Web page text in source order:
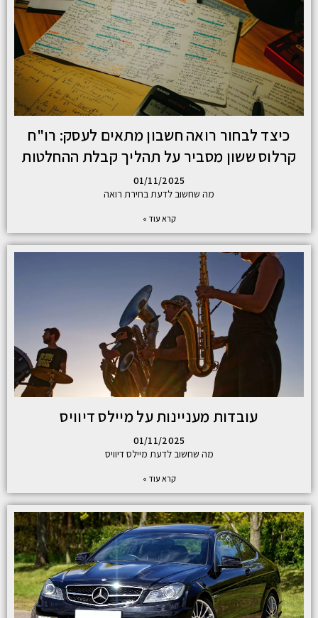
כיצד לבחור רואה חשבון מתאים לעסק: רו"ח
קרלוס ששון מסביר על תהליך קבלת ההחלטות
01/11/2025
מה שחשוב לדעת בחירת רואה
קרא עוד »
עובדות מעניינות על מיילס דיוויס
01/11/2025
מה שחשוב לדעת מיילס דיוויס
קרא עוד »